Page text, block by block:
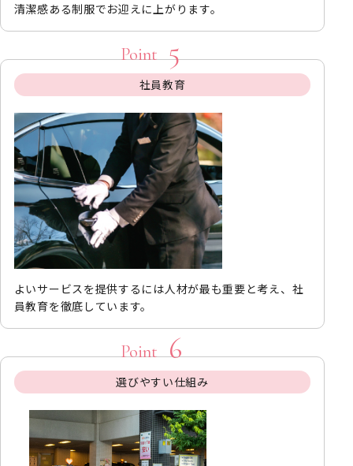
清潔感ある制服でお迎えに上がります。
社員教育
よいサービスを提供するには人材が最も重要と考え、社
員教育を徹底しています。
選びやすい仕組み